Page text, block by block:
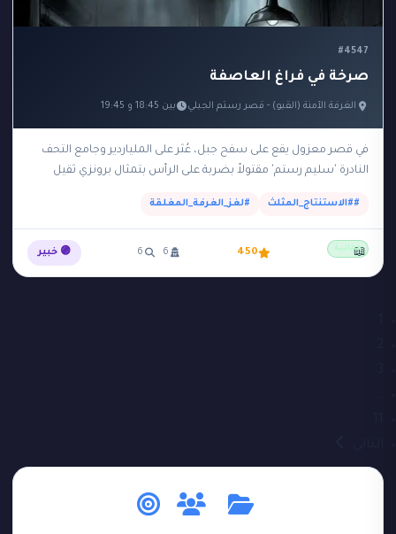
#4547
صرخة في فراغ العاصفة
الغرفة الآمنة (القبو) - قصر رستم الجبلي بين 18:45 و 19:45
في قصر معزول يقع على سفح جبل، عُثر على الملياردير وجامع التحف
النادرة 'سليم رستم' مقتولاً بضربة على الرأس بتمثال برونزي ثقيل
##الاستنتاج_المثلث #لغز_الغرفة_المغلقة
مجانية 450
6
6 🟣 خبير 📖